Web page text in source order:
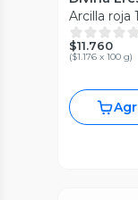
Arcilla roja
$11.760
($1.176 x 100 g)